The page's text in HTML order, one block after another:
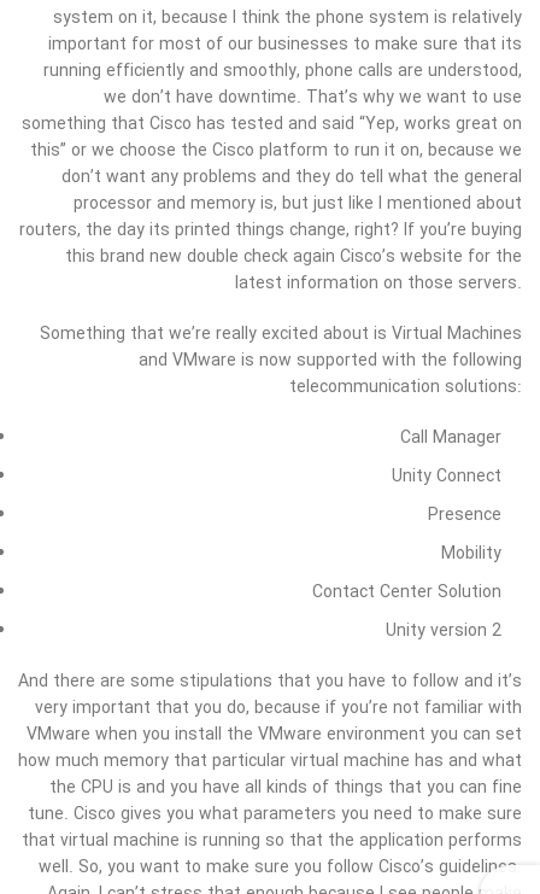
system on it, because I think the phone system is relatively
important for most of our businesses to make sure that its
running efficiently and smoothly, phone calls are understood,
we don’t have downtime. That’s why we want to use
something that Cisco has tested and said “Yep, works great on
this” or we choose the Cisco platform to run it on, because we
don’t want any problems and they do tell what the general
processor and memory is, but just like I mentioned about
routers, the day its printed things change, right? If you’re buying
this brand new double check again Cisco’s website for the
latest information on those servers.
Something that we’re really excited about is Virtual Machines
and VMware is now supported with the following
telecommunication solutions:
Call Manager
Unity Connect
Presence
Mobility
Contact Center Solution
Unity version 2
And there are some stipulations that you have to follow and it’s
very important that you do, because if you’re not familiar with
VMware when you install the VMware environment you can set
how much memory that particular virtual machine has and what
the CPU is and you have all kinds of things that you can fine
tune. Cisco gives you what parameters you need to make sure
that virtual machine is running so that the application performs
well. So, you want to make sure you follow Cisco’s guidelines.